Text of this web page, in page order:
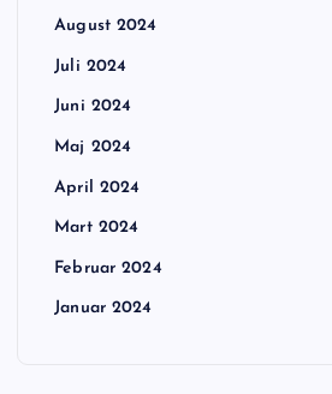
August 2024
Juli 2024
Juni 2024
Maj 2024
April 2024
Mart 2024
Februar 2024
Januar 2024